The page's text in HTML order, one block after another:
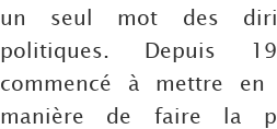
un seul mot des
politiques. Depuis
commencé à mettre
manière de faire la